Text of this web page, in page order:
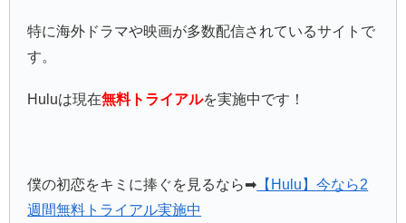
特に海外ドラマや映画が多数配信されているサイトで
す。
Huluは現在無料トライアルを実施中です！
僕の初恋をキミに捧ぐを見るなら➡ 【Hulu】今なら2
週間無料トライアル実施中